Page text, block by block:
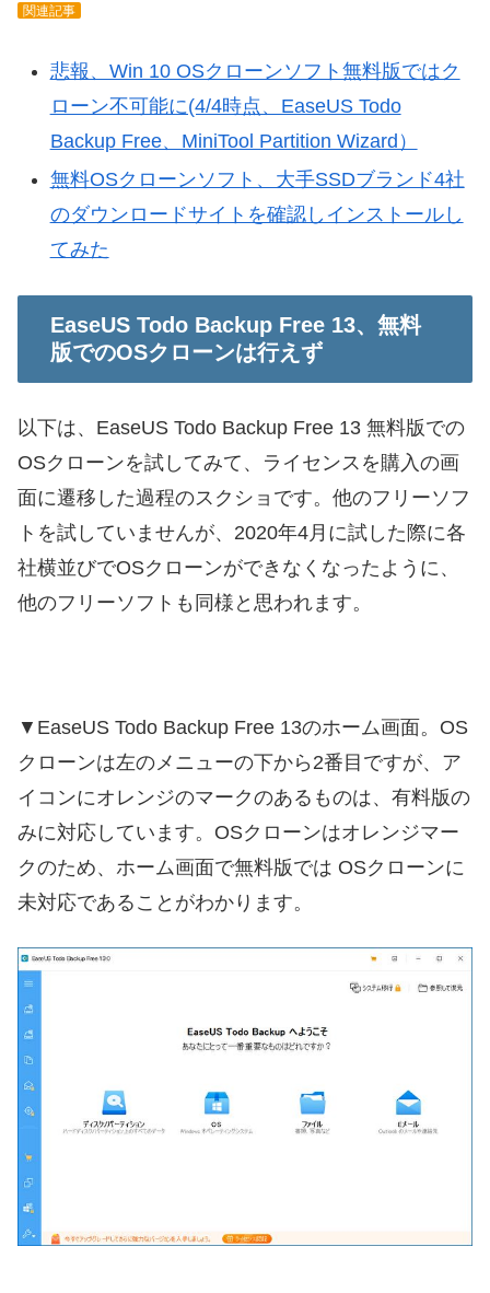
関連記事
悲報、Win 10 OSクローンソフト無料版ではク
ローン不可能に(4/4時点、EaseUS Todo
Backup Free、MiniTool Partition Wizard）
無料OSクローンソフト、大手SSDブランド4社
のダウンロードサイトを確認しインストールし
てみた
EaseUS Todo Backup Free 13、無料
版でのOSクローンは行えず
以下は、EaseUS Todo Backup Free 13 無料版での
OSクローンを試してみて、ライセンスを購入の画
面に遷移した過程のスクショです。他のフリーソフ
トを試していませんが、2020年4月に試した際に各
社横並びでOSクローンができなくなったように、
他のフリーソフトも同様と思われます。
▼EaseUS Todo Backup Free 13のホーム画面。OS
クローンは左のメニューの下から2番目ですが、ア
イコンにオレンジのマークのあるものは、有料版の
みに対応しています。OSクローンはオレンジマー
クのため、ホーム画面で無料版では OSクローンに
未対応であることがわかります。